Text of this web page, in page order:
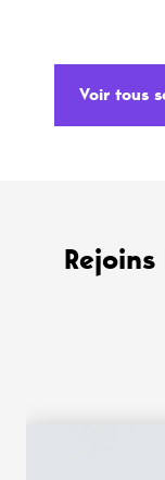
Voir tous
Rejoins